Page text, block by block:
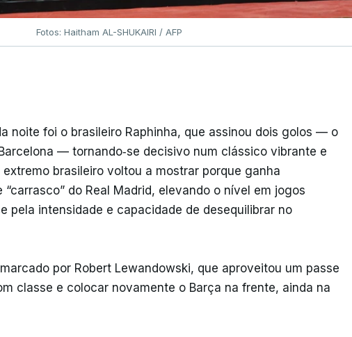
Fotos: Haitham AL-SHUKAIRI / AFP
noite foi o brasileiro Raphinha, que assinou dois golos — o
— tornando‑se decisivo num clássico vibrante e
brasileiro voltou a mostrar porque ganha
do Real Madrid, elevando o nível em jogos
pela intensidade e capacidade de desequilibrar no
por Robert Lewandowski, que aproveitou um passe
classe e colocar novamente o Barça na frente, ainda na